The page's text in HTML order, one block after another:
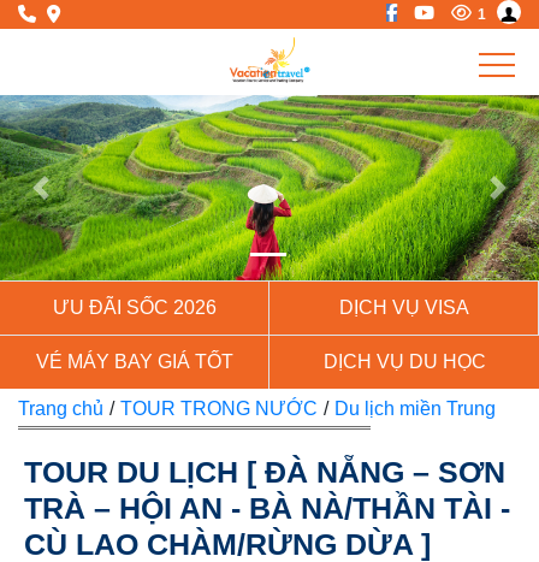
1
Previous Next
ƯU ĐÃI SỐC 2026 DỊCH VỤ VISA
VÉ MÁY BAY GIÁ TỐT DỊCH VỤ DU HỌC
Trang chủ / TOUR TRONG NƯỚC / Du lịch miền Trung
TOUR DU LỊCH [ ĐÀ NẴNG – SƠN
TRÀ – HỘI AN - BÀ NÀ/THẦN TÀI -
CÙ LAO CHÀM/RỪNG DỪA ]